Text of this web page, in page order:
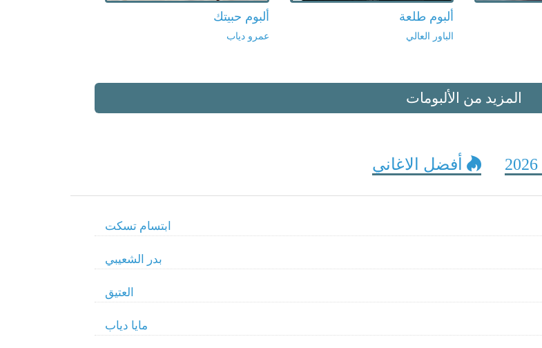
ألبوم طلعة
الباور العالي
ألبوم حبيتك
عمرو دياب
المزيد من الألبومات
أفضل الاغاني
ابتسام تسكت
بدر الشعيبي
العتيق
مايا دياب